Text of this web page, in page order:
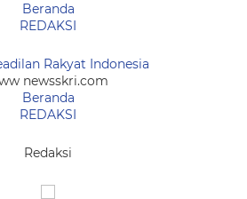
Beranda
REDAKSI
Rakyat Indonesia
newsskri.com
Beranda
REDAKSI
Redaksi